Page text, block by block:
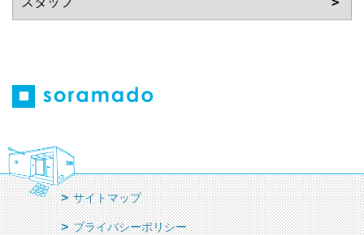
サイトマップ
プライバシーポリシー